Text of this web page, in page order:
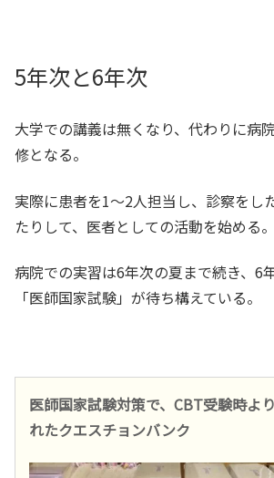
5年次と6年次
大学での講義は無くなり、代わりに病
修となる。
実際に患者を1～2人担当し、診察をし
たりして、医者としての活動を始める。
病院での実習は6年次の夏まで続き、6
「医師国家試験」が待ち構えている。
医師国家試験対策で、CBT受験時よ
れたクエスチョンバンク